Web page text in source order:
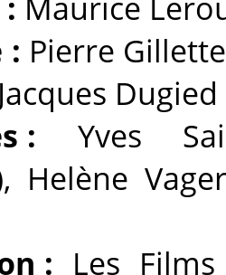
: Pierre Gillette
Jacques Dugied
: Yves
Helène
: Les